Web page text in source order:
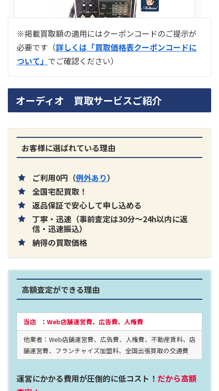
買取価格：お問合せください
SONY
片耳巻き取りイヤホン内蔵ラジオ SRF-
2024年12月更新 オーディオ買取価格
LUXKIT
※掲載買取額の適用にはクーポンコードのご提示が
必要です（詳しくは「買取価格表クーポンコードに
ついて」 でご確認ください）
オーディオ 買取サービスご紹介
お客様に選ばれている理由
ご利用0円（例外あり）
全国宅配買取！
返品保証で安心して申し込める
丁寧・迅速（事前査定は30分～24h以内に返
信・迅速振込）
納得の買取価格
高額査定ができる理由
当店： Web店舗運営費、広告費、人権費
他業者：Web店舗運営費、広告費、人権費、不動産賃料、店
舗運営費、フランチャイズ加盟料、全国出張買取の交通費
運営にかかる費用が圧倒的に低コスト！ だから高額